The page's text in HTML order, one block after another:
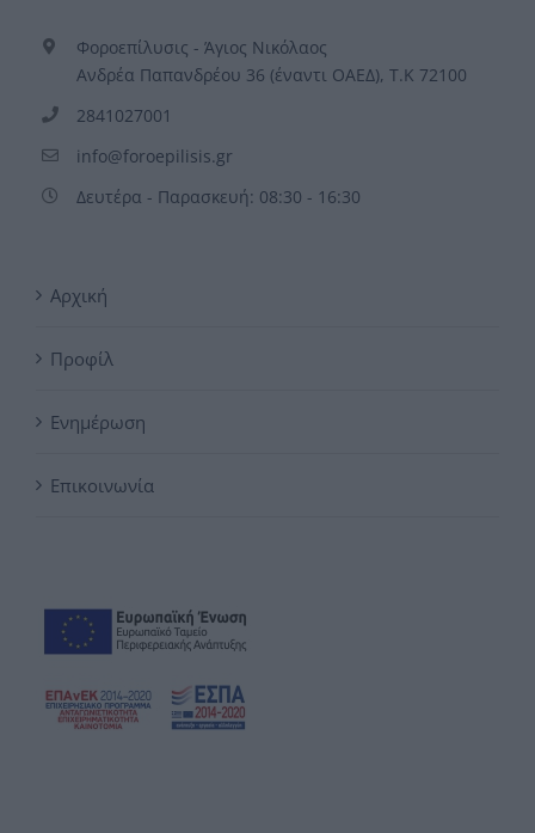
Φοροεπίλυσις - Άγιος Νικόλαος
Ανδρέα Παπανδρέου 36 (έναντι ΟΑΕΔ), Τ.Κ 72100
2841027001
info@foroepilisis.gr
Δευτέρα - Παρασκευή: 08:30 - 16:30
Αρχική
Προφίλ
Ενημέρωση
Επικοινωνία